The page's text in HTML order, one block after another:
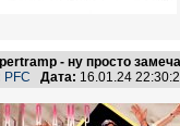
- ну просто
PFC Дата: 16.01.24